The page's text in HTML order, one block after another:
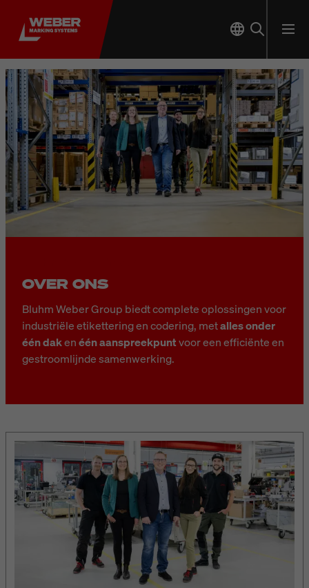
OVER ONS
Bluhm Weber Group biedt complete oplossingen voor
industriële etikettering en codering, metalles onder
één dakenéén aanspreekpuntvoor een efficiënte en
gestroomlijnde samenwerking.